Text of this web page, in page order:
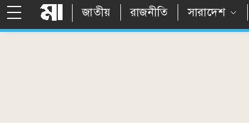
জাতীয় রাজনীতি সারাদেশ